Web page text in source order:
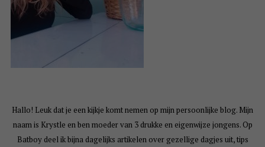
Hallo! Leuk dat je een kijkje komt nemen op mijn persoonlijke blog. Mijn
naam is Krystle en ben moeder van 3 drukke en eigenwijze jongens. Op
Batboy deel ik bijna dagelijks artikelen over gezellige dagjes uit, tips